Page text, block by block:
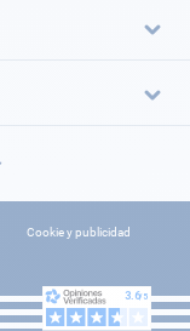
Cookie y publicidad